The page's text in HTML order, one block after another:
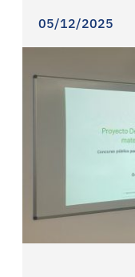
05/12/2025